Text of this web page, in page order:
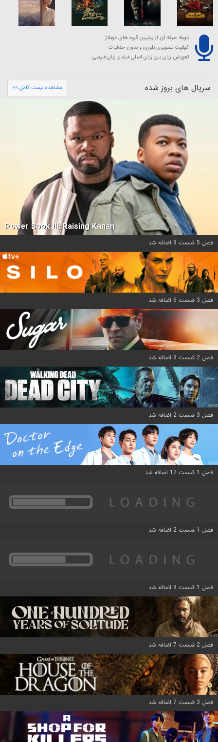
دوبله حرفه ای از برترین گروه های دوبلاژ
کیفیت تصویری بلوری و بدون حذفیات
تعویض زبان بین زبان اصلی فیلم و زبان فارسی
سریال های بروز شده مشاهده لیست کامل >>
Power Book III: Raising Kanan
فصل 5 قسمت 8 اضافه شد
فصل 3 قسمت 6 اضافه شد
فصل 2 قسمت 8 اضافه شد
فصل 3 قسمت 2 اضافه شد
فصل 1 قسمت 12 اضافه شد
فصل 1 قسمت 2 اضافه شد
فصل 1 قسمت 8 اضافه شد
فصل 2 قسمت 7 اضافه شد
فصل 3 قسمت 7 اضافه شد